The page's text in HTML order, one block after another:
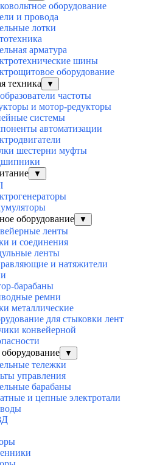
оборудование
и провода
лотки
арматура
шины
оборудование
техника
▼
частоты
и мотор-редукторы
системы
автоматизации
шестерни муфты
▼
оборудование
▼
ленты
и соединения
ленты
и натяжители
барабаны
ремни
металлические
для стыковки лент
конвейерной
▼
тележки
управления
барабаны
и цепные электротали